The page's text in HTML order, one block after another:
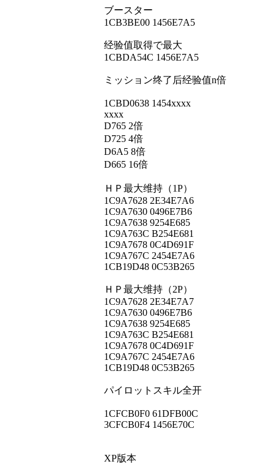
ブースター
1CB3BE00 1456E7A5
经验值取得で最大
1CBDA54C 1456E7A5
ミッション终了后经验值n倍
1CBD0638 1454xxxx
xxxx
D765 2倍
D725 4倍
D6A5 8倍
D665 16倍
ＨＰ最大维持（1P）
1C9A7628 2E34E7A6
1C9A7630 0496E7B6
1C9A7638 9254E685
1C9A763C B254E681
1C9A7678 0C4D691F
1C9A767C 2454E7A6
1CB19D48 0C53B265
ＨＰ最大维持（2P）
1C9A7628 2E34E7A7
1C9A7630 0496E7B6
1C9A7638 9254E685
1C9A763C B254E681
1C9A7678 0C4D691F
1C9A767C 2454E7A6
1CB19D48 0C53B265
パイロットスキル全开
1CFCB0F0 61DFB00C
3CFCB0F4 1456E70C
XP版本